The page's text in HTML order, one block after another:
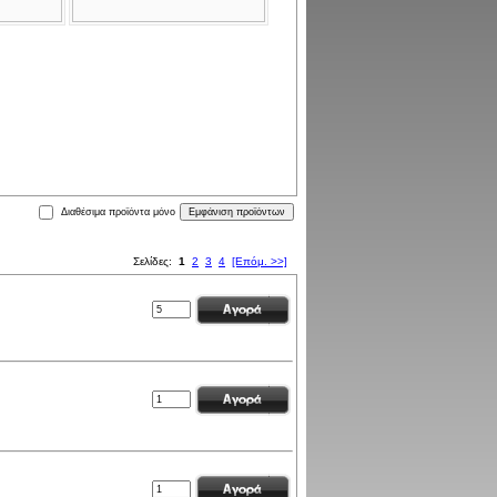
Διαθέσιμα προϊόντα μόνο
Σελίδες: 1 2 3 4 [Επόμ. >>]